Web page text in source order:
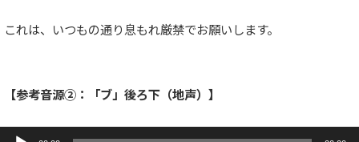
これは、いつもの通り息もれ厳禁でお願いします。
【参考音源②：「ブ」後ろ下（地声）】
音